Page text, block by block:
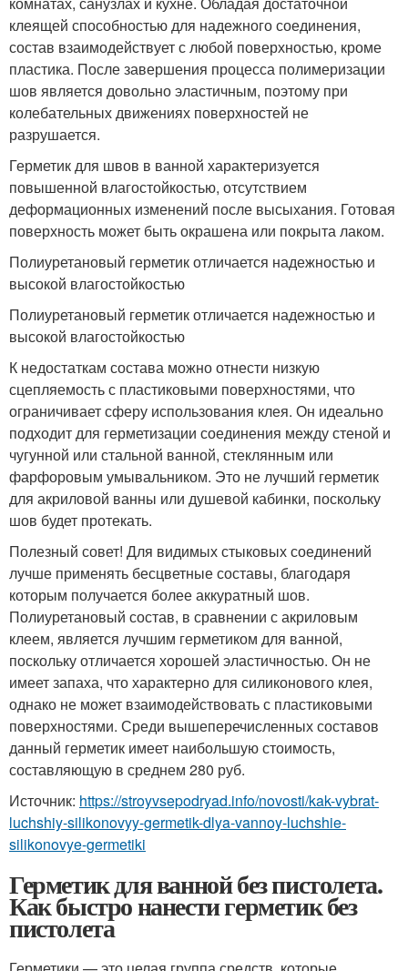
клеящей способностью для надежного соединения,
состав взаимодействует с любой поверхностью, кроме
пластика. После завершения процесса полимеризации
шов является довольно эластичным, поэтому при
колебательных движениях поверхностей не
разрушается.
Герметик для швов в ванной характеризуется
повышенной влагостойкостью, отсутствием
деформационных изменений после высыхания. Готовая
поверхность может быть окрашена или покрыта лаком.
Полиуретановый герметик отличается надежностью и
высокой влагостойкостью
Полиуретановый герметик отличается надежностью и
высокой влагостойкостью
К недостаткам состава можно отнести низкую
сцепляемость с пластиковыми поверхностями, что
ограничивает сферу использования клея. Он идеально
подходит для герметизации соединения между стеной и
чугунной или стальной ванной, стеклянным или
фарфоровым умывальником. Это не лучший герметик
для акриловой ванны или душевой кабинки, поскольку
шов будет протекать.
Полезный совет! Для видимых стыковых соединений
лучше применять бесцветные составы, благодаря
которым получается более аккуратный шов.
Полиуретановый состав, в сравнении с акриловым
клеем, является лучшим герметиком для ванной,
поскольку отличается хорошей эластичностью. Он не
имеет запаха, что характерно для силиконового клея,
однако не может взаимодействовать с пластиковыми
поверхностями. Среди вышеперечисленных составов
данный герметик имеет наибольшую стоимость,
составляющую в среднем 280 руб.
Источник: https://stroyvsepodryad.info/novosti/kak-vybrat-
luchshiy-silikonovyy-germetik-dlya-vannoy-luchshie-
silikonovye-germetiki
Герметик для ванной без пистолета.
Как быстро нанести герметик без
пистолета